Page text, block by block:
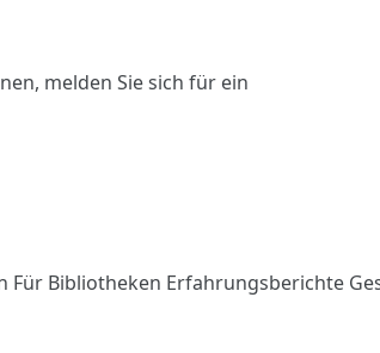
melden Sie sich für ein
Für Bibliotheken Erfahrungsberichte